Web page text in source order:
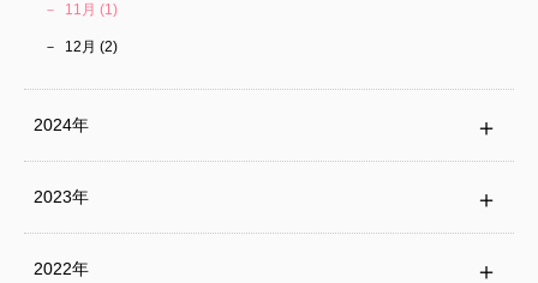
11月 (1)
12月 (2)
2024年
2023年
2022年